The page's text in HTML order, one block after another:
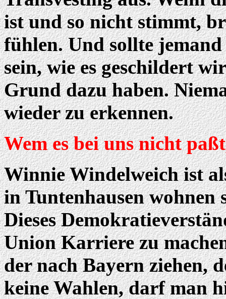
ist und so nicht stimmt,
fühlen. Und sollte
sein, wie es geschildert
Grund dazu haben.
wieder zu erkennen.
Wem es bei uns nicht
Winnie Windelweich ist
in Tuntenhausen
Dieses
Union Karriere zu
der nach Bayern ziehen,
keine Wahlen, darf man